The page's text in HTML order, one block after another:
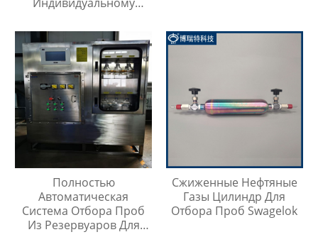
Полностью
Автоматическая
Система Отбора Проб
Из Резервуаров Для
Сжиженные Нефтяные
Газы Цилиндр Для
Отбора Проб Swagelok